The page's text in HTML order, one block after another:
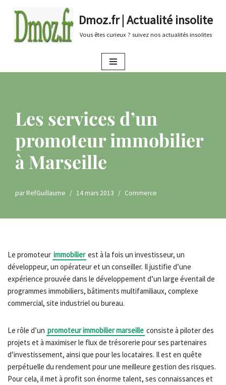
au
Dmoz.fr | Actualité insolite
Vous êtes curieux ? suivez nos actualités insolites
Les services d’un
promoteur immobilier
à Marseille
parRefGuillaume 14 mars 2013 Commerce
Le promoteur immobilier est à la fois un investisseur, un
développeur, un opérateur et un conseiller. Il justifie d’une
expérience prouvée dans le développement d’un large éventail de
programmes immobiliers, bâtiments multifamiliaux, complexe
commercial, site industriel ou bureau.
Le rôle d’un promoteur immobilier marseille consiste à piloter des
projets et à maximiser le flux de trésorerie pour ses partenaires
d’investissement, ainsi que pour les locataires. Il est en quête
perpétuelle du rendement pour une meilleure gestion des risques.
Pour cela, il met à profit son énorme talent, ses connaissances et